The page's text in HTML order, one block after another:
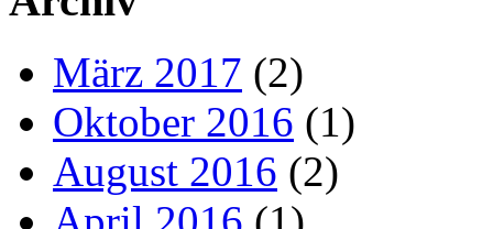
März 2017 (2)
Oktober 2016 (1)
August 2016 (2)